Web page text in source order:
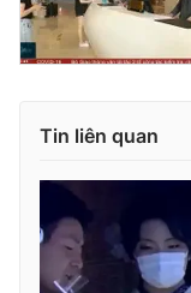
Tin liên quan